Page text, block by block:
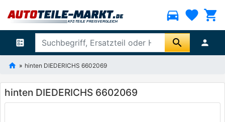
directions_car favorite shopping_cart
ballot search person
hinten DIEDERICHS 6602069
hinten DIEDERICHS 6602069